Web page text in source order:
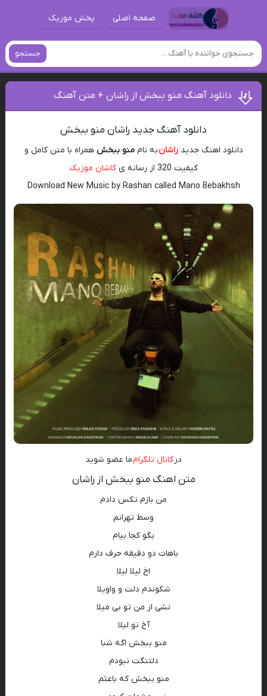
صفحه اصلی پخش موزیک
جستجو
دانلود آهنگ منو ببخش از راشان + متن آهنگ
دانلود آهنگ جدید راشان منو ببخش
دانلود اهنگ جدیدراشانبه ناممنو ببخش همراه با متن کامل و
کیفیت 320 از رسانه ی
کاشان موزیک
Download New Music by Rashan called Mano Bebakhsh
در کانال تلگرامما عضو شوید
متن اهنگ منو ببخش از راشان
من بازم تکس دادم
وسط تهرانم
بگو کجا بیام
باهات دو دقیقه حرف دارم
اخ لیلا لیلا
شکوندم دلت و واویلا
نشی از من تو بی میلا
آخ تو لیلا
منو ببخش اگه شبا
دلتنگت نبودم
منو ببخش که باعثم